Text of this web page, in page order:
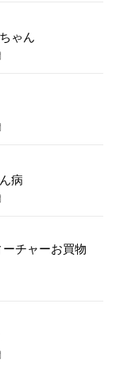
ゃん
病
チャーお買物